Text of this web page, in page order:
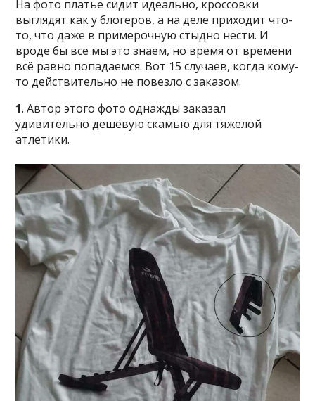
На фото платье сидит идеально, кроссовки
выглядят как у блогеров, а на деле приходит что-
то, что даже в примерочную стыдно нести. И
вроде бы все мы это знаем, но время от времени
всё равно попадаемся. Вот 15 случаев, когда кому-
то действительно не повезло с заказом.
1. Автор этого фото однажды заказал
удивительно дешёвую скамью для тяжелой
атлетики.